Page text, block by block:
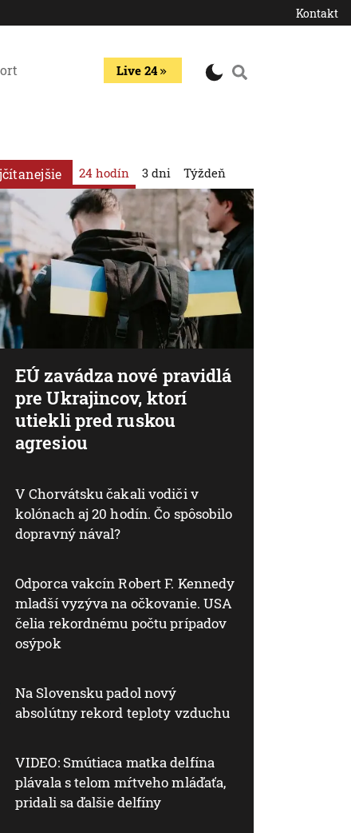
Kontakt
Live 24
24 hodín
EÚ zavádza nové pravidlá
pre Ukrajincov, ktorí
utiekli pred ruskou
agresiou
V Chorvátsku čakali vodiči v
kolónach aj 20 hodín. Čo spôsobilo
dopravný nával?
Odporca vakcín Robert F. Kennedy
mladší vyzýva na očkovanie. USA
čelia rekordnému počtu prípadov
osýpok
Na Slovensku padol nový
absolútny rekord teploty vzduchu
VIDEO: Smútiaca matka delfína
plávala s telom mŕtveho mláďaťa,
pridali sa ďalšie delfíny
3 dni Týždeň